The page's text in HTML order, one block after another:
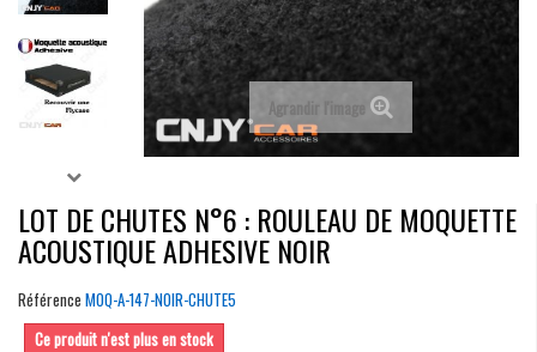
Agrandir l'image
LOT DE CHUTES N°6 : ROULEAU DE MOQUETTE
ACOUSTIQUE ADHESIVE NOIR
Référence MOQ-A-147-NOIR-CHUTE5
Ce produit n'est plus en stock